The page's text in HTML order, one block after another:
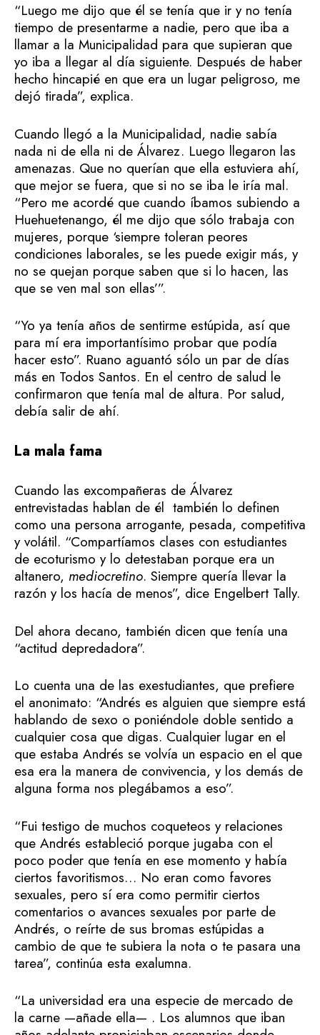
“Luego me dijo que él se tenía que ir y no tenía
tiempo de presentarme a nadie, pero que iba a
llamar a la Municipalidad para que supieran que
yo iba a llegar al día siguiente. Después de haber
hecho hincapié en que era un lugar peligroso, me
dejó tirada”, explica.
Cuando llegó a la Municipalidad, nadie sabía
nada ni de ella ni de Álvarez. Luego llegaron las
amenazas. Que no querían que ella estuviera ahí,
que mejor se fuera, que si no se iba le iría mal.
“Pero me acordé que cuando íbamos subiendo a
Huehuetenango, él me dijo que sólo trabaja con
mujeres, porque ‘siempre toleran peores
condiciones laborales, se les puede exigir más, y
no se quejan porque saben que si lo hacen, las
que se ven mal son ellas’”.
“Yo ya tenía años de sentirme estúpida, así que
para mí era importantísimo probar que podía
hacer esto”. Ruano aguantó sólo un par de días
más en Todos Santos. En el centro de salud le
confirmaron que tenía mal de altura. Por salud,
debía salir de ahí.
La mala fama
Cuando las excompañeras de Álvarez
entrevistadas hablan de él también lo definen
como una persona arrogante, pesada, competitiva
y volátil. “Compartíamos clases con estudiantes
de ecoturismo y lo detestaban porque era un
altanero, mediocretino. Siempre quería llevar la
razón y los hacía de menos”, dice Engelbert Tally.
Del ahora decano, también dicen que tenía una
“actitud depredadora”.
Lo cuenta una de las exestudiantes, que prefiere
el anonimato: “Andrés es alguien que siempre está
hablando de sexo o poniéndole doble sentido a
cualquier cosa que digas. Cualquier lugar en el
que estaba Andrés se volvía un espacio en el que
esa era la manera de convivencia, y los demás de
alguna forma nos plegábamos a eso”.
“Fui testigo de muchos coqueteos y relaciones
que Andrés estableció porque jugaba con el
poco poder que tenía en ese momento y había
ciertos favoritismos… No eran como favores
sexuales, pero sí era como permitir ciertos
comentarios o avances sexuales por parte de
Andrés, o reírte de sus bromas estúpidas a
cambio de que te subiera la nota o te pasara una
tarea”, continúa esta exalumna.
“La universidad era una especie de mercado de
la carne —añade ella— . Los alumnos que iban